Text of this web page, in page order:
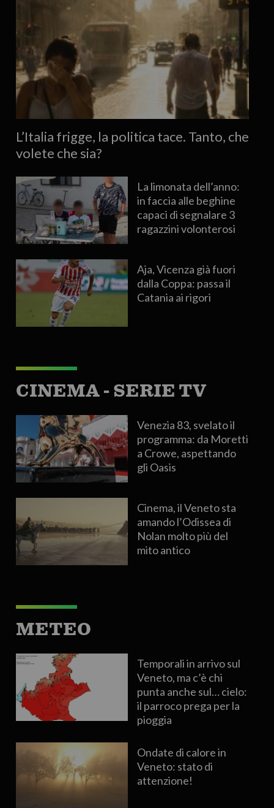
L’Italia frigge, la politica tace. Tanto, che
volete che sia?
La limonata dell’anno:
in faccia alle beghine
capaci di segnalare 3
ragazzini volonterosi
Aja, Vicenza già fuori
dalla Coppa: passa il
Catania ai rigori
CINEMA - SERIE TV
Venezia 83, svelato il
programma: da Moretti
a Crowe, aspettando
gli Oasis
Cinema, il Veneto sta
amando l’Odissea di
Nolan molto più del
mito antico
METEO
Temporali in arrivo sul
Veneto, ma c’è chi
punta anche sul… cielo:
il parroco prega per la
pioggia
Ondate di calore in
Veneto: stato di
attenzione!